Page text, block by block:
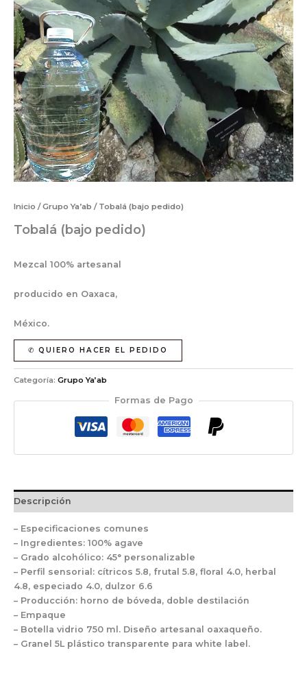
Inicio /Grupo Ya’ab / Tobalá (bajo pedido)
Tobalá (bajo pedido)
Mezcal 100% artesanal
producido en Oaxaca,
México.
✆ QUIERO HACER EL PEDIDO
Categoría: Grupo Ya’ab
Formas de Pago
Descripción
– Especificaciones comunes
– Ingredientes: 100% agave
– Grado alcohólico: 45° personalizable
– Perfil sensorial: cítricos 5.8, frutal 5.8, floral 4.0, herbal
4.8, especiado 4.0, dulzor 6.6
– Producción: horno de bóveda, doble destilación
– Empaque
– Botella vidrio 750 ml. Diseño artesanal oaxaqueño.
– Granel 5L plástico transparente para white label.